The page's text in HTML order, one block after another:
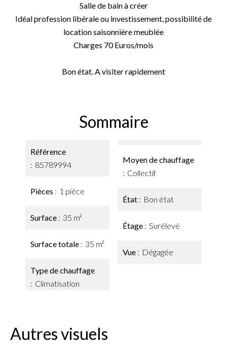
Salle de bain à créer
Idéal profession libérale ou investissement, possibilité de
location saisonnière meublée
Charges 70 Euros/mois
Bon état. A visiter rapidement
Sommaire
Référence
85789994
Pièces 1 pièce
Surface 35 m²
Surface totale 35 m²
Type de chauffage
Climatisation
Moyen de chauffage
Collectif
État Bon état
Étage Surélevé
Vue Dégagée
Autres visuels